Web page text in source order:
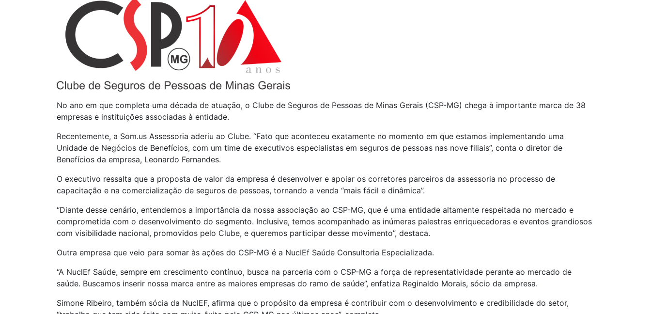
No ano em que completa uma década de atuação, o Clube de Seguros de Pessoas de Minas Gerais (CSP-MG) chega à importante marca de 38
empresas e instituições associadas à entidade.
Recentemente, a Som.us Assessoria aderiu ao Clube. “Fato que aconteceu exatamente no momento em que estamos implementando uma
Unidade de Negócios de Benefícios, com um time de executivos especialistas em seguros de pessoas nas nove filiais”, conta o diretor de
Benefícios da empresa, Leonardo Fernandes.
O executivo ressalta que a proposta de valor da empresa é desenvolver e apoiar os corretores parceiros da assessoria no processo de
capacitação e na comercialização de seguros de pessoas, tornando a venda “mais fácil e dinâmica”.
“Diante desse cenário, entendemos a importância da nossa associação ao CSP-MG, que é uma entidade altamente respeitada no mercado e
comprometida com o desenvolvimento do segmento. Inclusive, temos acompanhado as inúmeras palestras enriquecedoras e eventos grandiosos
com visibilidade nacional, promovidos pelo Clube, e queremos participar desse movimento”, destaca.
Outra empresa que veio para somar às ações do CSP-MG é a NucIEf Saúde Consultoria Especializada.
“A NuclEf Saúde, sempre em crescimento contínuo, busca na parceria com o CSP-MG a força de representatividade perante ao mercado de
saúde. Buscamos inserir nossa marca entre as maiores empresas do ramo de saúde”, enfatiza Reginaldo Morais, sócio da empresa.
Simone Ribeiro, também sócia da NuclEF, afirma que o propósito da empresa é contribuir com o desenvolvimento e credibilidade do setor,